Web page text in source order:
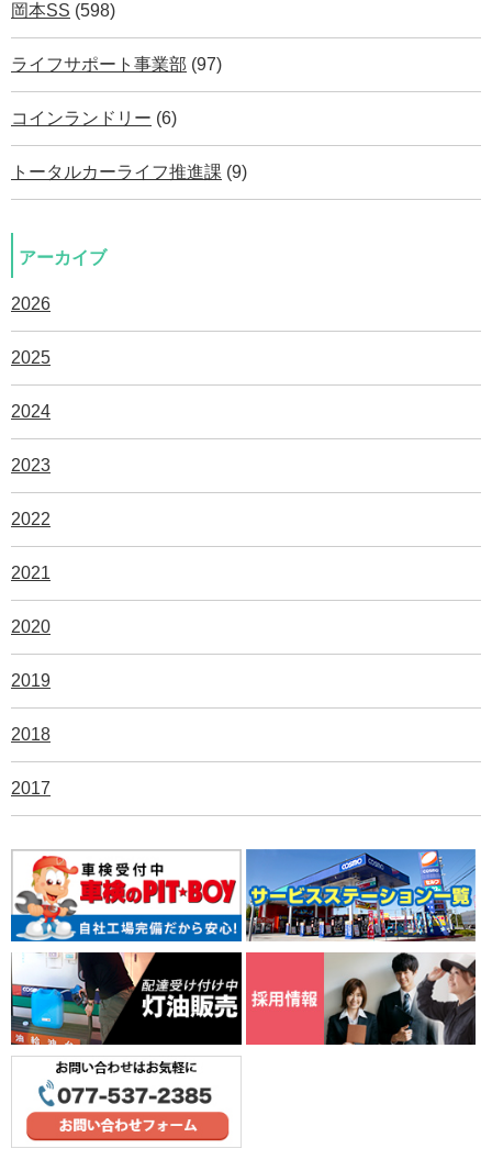
岡本SS (598)
ライフサポート事業部 (97)
コインランドリー (6)
トータルカーライフ推進課 (9)
アーカイブ
2026
2025
2024
2023
2022
2021
2020
2019
2018
2017